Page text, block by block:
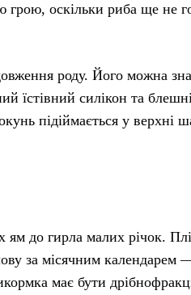
грою, оскільки риба ще не
роду. Його можна
їстівний силікон та
підіймається у верхні
ям до гирла малих річок.
за місячним календарем
має бути